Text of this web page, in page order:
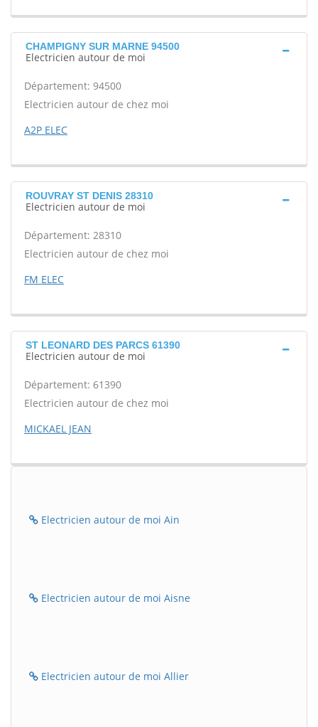
CHAMPIGNY SUR MARNE 94500
Electricien autour de moi
Département: 94500
Electricien autour de chez moi
A2P ELEC
ROUVRAY ST DENIS 28310
Electricien autour de moi
Département: 28310
Electricien autour de chez moi
FM ELEC
ST LEONARD DES PARCS 61390
Electricien autour de moi
Département: 61390
Electricien autour de chez moi
MICKAEL JEAN
Electricien autour de moi Ain
Electricien autour de moi Aisne
Electricien autour de moi Allier